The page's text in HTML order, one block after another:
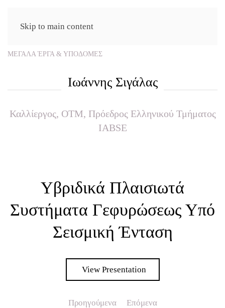
Skip to main content
ΜΕΓΑΛΑ ΈΡΓΑ & ΥΠΟΔΟΜΕΣ
Ιωάννης Σιγάλας
Καλλίεργος, ΟΤΜ, Πρόεδρος Ελληνικού Τμήματος
IABSE
Υβριδικά Πλαισιωτά
Συστήματα Γεφυρώσεως Υπό
Σεισμική Ένταση
View Presentation
Προηγούμενα Επόμενα